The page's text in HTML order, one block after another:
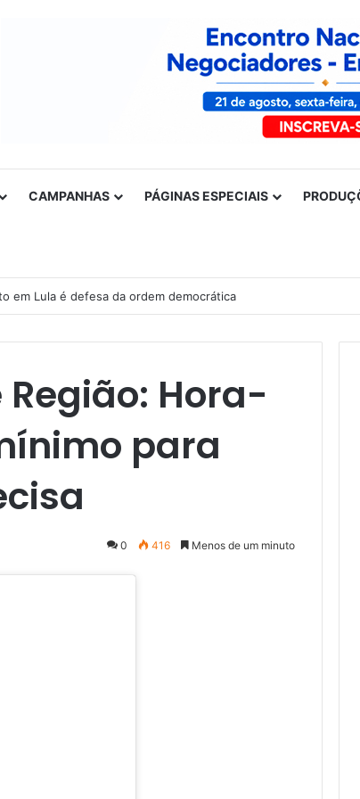
CAMPANHAS PÁGINAS ESPECIAIS
em Lula é defesa da ordem democrática
Hora-
para
0 416 Menos de um minuto